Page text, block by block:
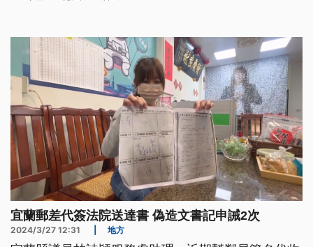
宜蘭郵差代簽法院送達書 偽造文書記申誡2次
2024/3/27 12:31 地方